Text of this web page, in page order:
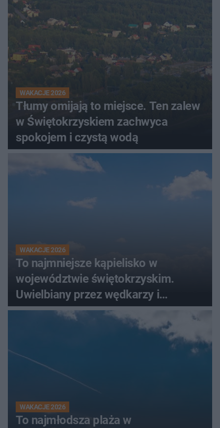
WAKACJE 2026
Tłumy omijają to miejsce. Ten zalew
w Świętokrzyskiem zachwyca
spokojem i czystą wodą
WAKACJE 2026
To najmniejsze kąpielisko w
województwie świętokrzyskim.
Uwielbiany przez wędkarzy i
turystów
WAKACJE 2026
To najmłodsza plaża w